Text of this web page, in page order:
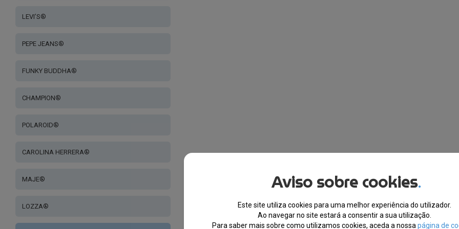
LEVI’S®
PEPE JEANS®
FUNKY BUDDHA®
CHAMPION®
POLAROID®
CAROLINA HERRERA®
MAJE®
LOZZA®
Aviso sobre cookies.
Este site utiliza cookies para uma melhor experiência do utilizador.
Ao navegar no site estará a consentir a sua utilização.
Para saber mais sobre como utilizamos cookies, aceda a nossa página de